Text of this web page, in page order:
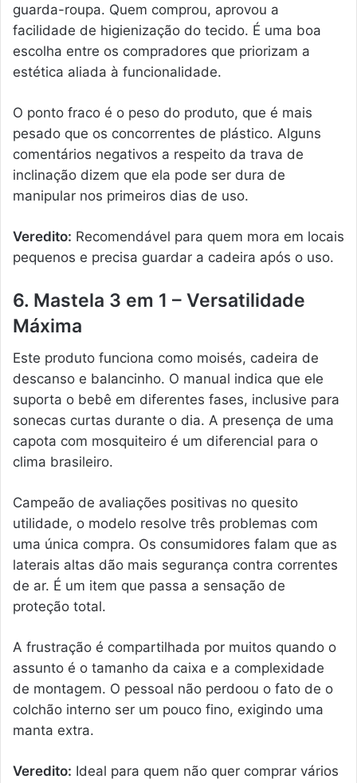
guarda-roupa. Quem comprou, aprovou a
facilidade de higienização do tecido. É uma boa
escolha entre os compradores que priorizam a
estética aliada à funcionalidade.
O ponto fraco é o peso do produto, que é mais
pesado que os concorrentes de plástico. Alguns
comentários negativos a respeito da trava de
inclinação dizem que ela pode ser dura de
manipular nos primeiros dias de uso.
Veredito: Recomendável para quem mora em locais
pequenos e precisa guardar a cadeira após o uso.
6. Mastela 3 em 1 – Versatilidade
Máxima
Este produto funciona como moisés, cadeira de
descanso e balancinho. O manual indica que ele
suporta o bebê em diferentes fases, inclusive para
sonecas curtas durante o dia. A presença de uma
capota com mosquiteiro é um diferencial para o
clima brasileiro.
Campeão de avaliações positivas no quesito
utilidade, o modelo resolve três problemas com
uma única compra. Os consumidores falam que as
laterais altas dão mais segurança contra correntes
de ar. É um item que passa a sensação de
proteção total.
A frustração é compartilhada por muitos quando o
assunto é o tamanho da caixa e a complexidade
de montagem. O pessoal não perdoou o fato de o
colchão interno ser um pouco fino, exigindo uma
manta extra.
Veredito: Ideal para quem não quer comprar vários